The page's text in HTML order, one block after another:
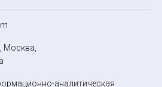
Москва,
аналитическая